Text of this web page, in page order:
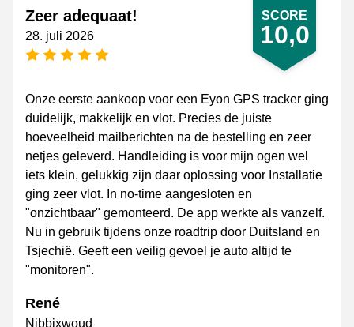
SCORE
10,0
Zeer adequaat!
28. juli 2026
[_General:NumberOfStarsPluralFormat]
Onze eerste aankoop voor een Eyon GPS tracker ging
duidelijk, makkelijk en vlot. Precies de juiste
hoeveelheid mailberichten na de bestelling en zeer
netjes geleverd. Handleiding is voor mijn ogen wel
iets klein, gelukkig zijn daar oplossing voor Installatie
ging zeer vlot. In no-time aangesloten en
"onzichtbaar" gemonteerd. De app werkte als vanzelf.
Nu in gebruik tijdens onze roadtrip door Duitsland en
Tsjechië. Geeft een veilig gevoel je auto altijd te
"monitoren".
René
Nibbixwoud